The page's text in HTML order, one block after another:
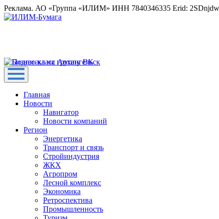
Реклама. АО «Группа «ИЛИМ» ИНН 7840346335 Erid:
Главная
Новости
Навигатор
Новости компаний
Регион
Энергетика
Транспорт и связь
Стройиндустрия
ЖКХ
Агропром
Лесной комплекс
Экономика
Ретроспектива
Промышленность